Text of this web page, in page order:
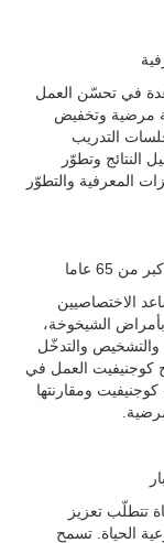
في تحسّن العمل
مرضية وتخفيض
التدريب
النتائج وتطوّر
المعرفية والتطوّر
65 عاما
الاختصاصيين
بأمراض الشيخوخة،
والتشخيص والتدخّل
كوجنيفيت العمل في
ومقارنتها
تتطلّب تعزيز
الحياة. تسمح